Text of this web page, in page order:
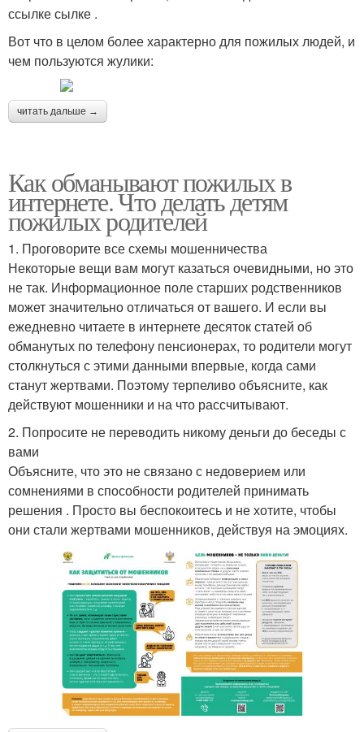
ссылке сылке .
Вот что в целом более характерно для пожилых людей, и
чем пользуются жулики:
читать дальше →
Как обманывают пожилых в
интернете. Что делать детям
пожилых родителей
1. Проговорите все схемы мошенничества
Некоторые вещи вам могут казаться очевидными, но это
не так. Информационное поле старших родственников
может значительно отличаться от вашего. И если вы
ежедневно читаете в интернете десяток статей об
обманутых по телефону пенсионерах, то родители могут
столкнуться с этими данными впервые, когда сами
станут жертвами. Поэтому терпеливо объясните, как
действуют мошенники и на что рассчитывают.
2. Попросите не переводить никому деньги до беседы с
вами
Объясните, что это не связано с недоверием или
сомнениями в способности родителей принимать
решения . Просто вы беспокоитесь и не хотите, чтобы
они стали жертвами мошенников, действуя на эмоциях.